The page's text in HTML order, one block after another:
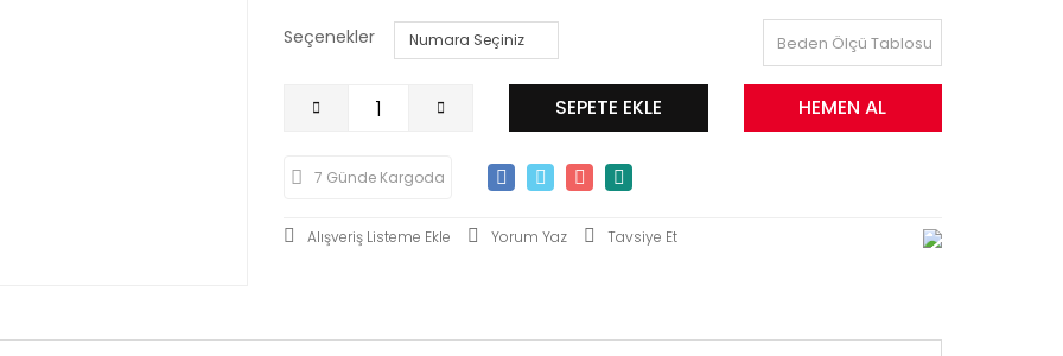
Seçenekler Beden Ölçü Tablosu
SEPETE EKLE HEMEN AL
7 Günde Kargoda
Yorum Yaz Tavsiye Et